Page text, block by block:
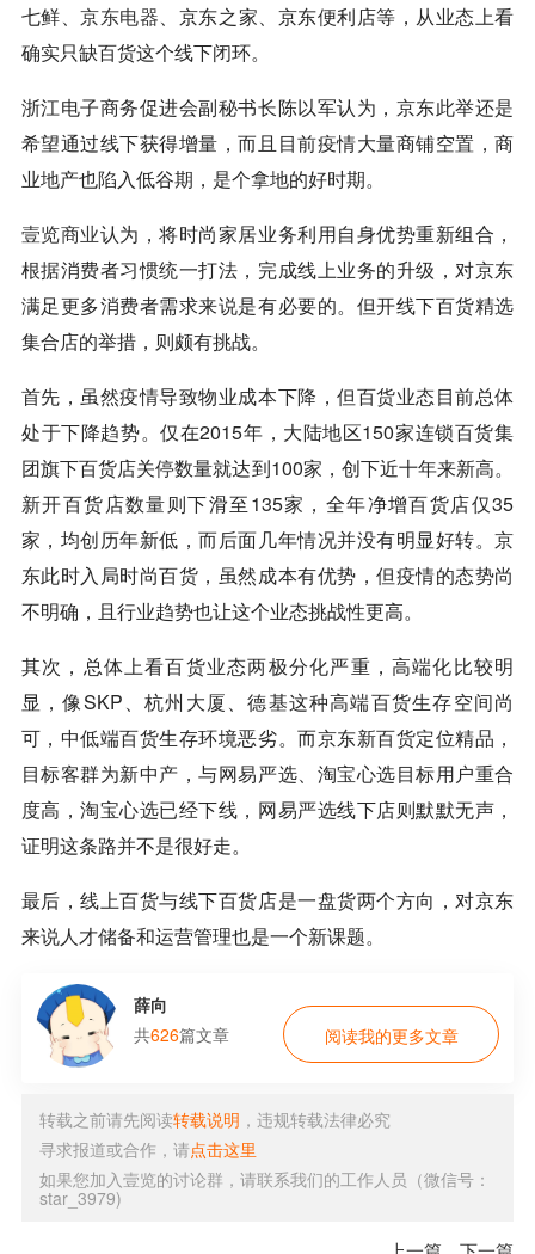
七鲜、京东电器、京东之家、京东便利店等，从业态上看
确实只缺百货这个线下闭环。
浙江电子商务促进会副秘书长陈以军认为，京东此举还是
希望通过线下获得增量，而且目前疫情大量商铺空置，商
业地产也陷入低谷期，是个拿地的好时期。
壹览商业认为，将时尚家居业务利用自身优势重新组合，
根据消费者习惯统一打法，完成线上业务的升级，对京东
满足更多消费者需求来说是有必要的。但开线下百货精选
集合店的举措，则颇有挑战。
首先，虽然疫情导致物业成本下降，但百货业态目前总体
处于下降趋势。仅在2015年，大陆地区150家连锁百货集
团旗下百货店关停数量就达到100家，创下近十年来新高。
新开百货店数量则下滑至135家，全年净增百货店仅35
家，均创历年新低，而后面几年情况并没有明显好转。京
东此时入局时尚百货，虽然成本有优势，但疫情的态势尚
不明确，且行业趋势也让这个业态挑战性更高。
其次，总体上看百货业态两极分化严重，高端化比较明
显，像SKP、杭州大厦、德基这种高端百货生存空间尚
可，中低端百货生存环境恶劣。而京东新百货定位精品，
目标客群为新中产，与网易严选、淘宝心选目标用户重合
度高，淘宝心选已经下线，网易严选线下店则默默无声，
证明这条路并不是很好走。
最后，线上百货与线下百货店是一盘货两个方向，对京东
来说人才储备和运营管理也是一个新课题。
薛向
共626篇文章 阅读我的更多文章
转载之前请先阅读转载说明 ，违规转载法律必究
寻求报道或合作，请点击这里
如果您加入壹览的讨论群，请联系我们的工作人员（微信号：
star_3979)